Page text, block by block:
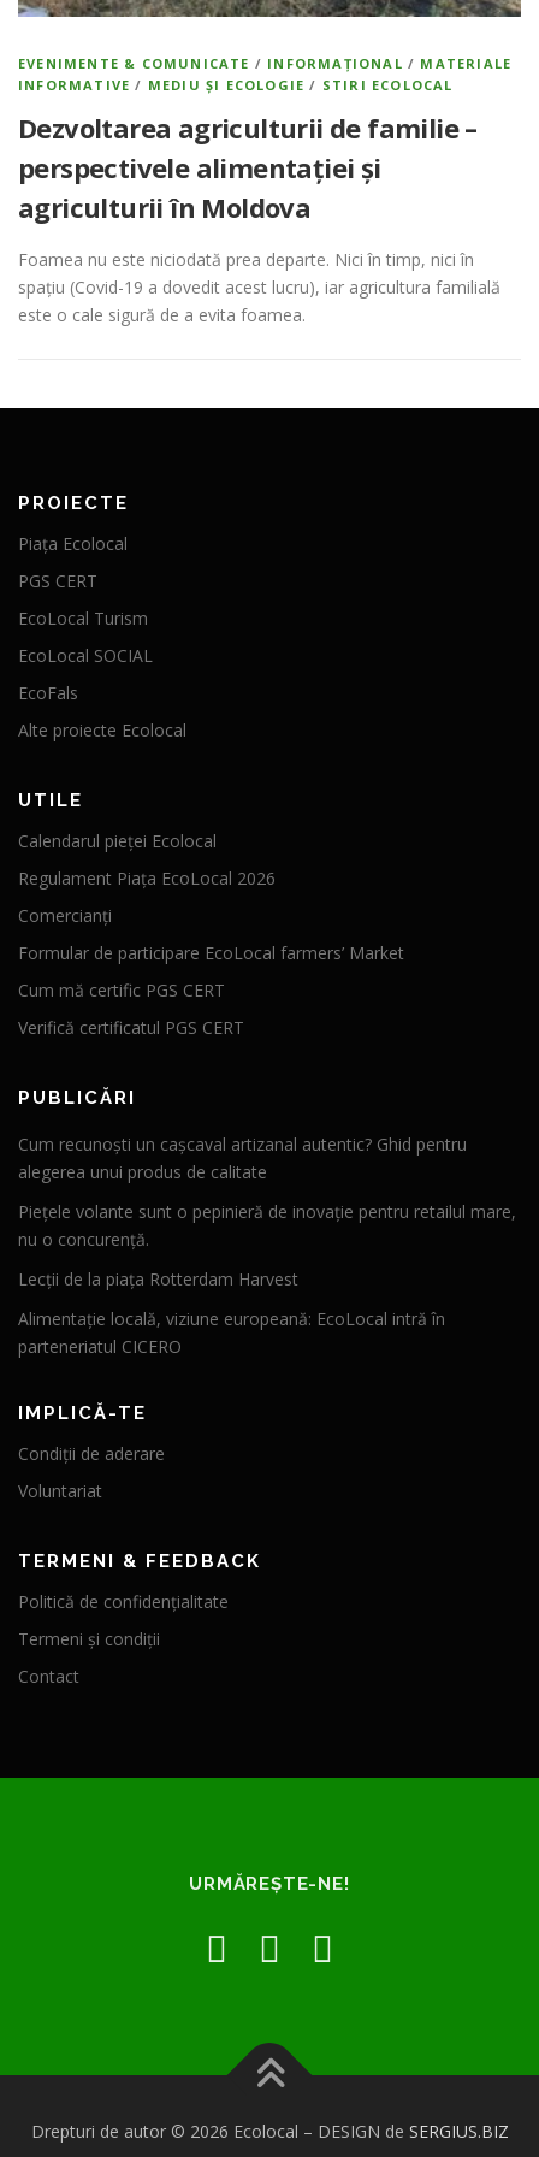
EVENIMENTE & COMUNICATE / INFORMAȚIONAL / MATERIALE
INFORMATIVE / MEDIU ȘI ECOLOGIE / STIRI ECOLOCAL
Dezvoltarea agriculturii de familie –
perspectivele alimentației și
agriculturii în Moldova
Foamea nu este niciodată prea departe. Nici în timp, nici în
spațiu (Covid-19 a dovedit acest lucru), iar agricultura familială
este o cale sigură de a evita foamea.
PROIECTE
Piața Ecolocal
PGS CERT
EcoLocal Turism
EcoLocal SOCIAL
EcoFals
Alte proiecte Ecolocal
UTILE
Calendarul pieței Ecolocal
Regulament Piața EcoLocal 2026
Comercianți
Formular de participare EcoLocal farmers’ Market
Cum mă certific PGS CERT
Verifică certificatul PGS CERT
PUBLICĂRI
Cum recunoști un cașcaval artizanal autentic? Ghid pentru
alegerea unui produs de calitate
Piețele volante sunt o pepinieră de inovație pentru retailul mare,
nu o concurență.
Lecții de la piața Rotterdam Harvest
Alimentație locală, viziune europeană: EcoLocal intră în
parteneriatul CICERO
IMPLICĂ-TE
Condiții de aderare
Voluntariat
TERMENI & FEEDBACK
Politică de confidențialitate
Termeni și condiții
Contact
URMĂREȘTE-NE!
Drepturi de autor © 2026 Ecolocal – DESIGN de SERGIUS.BIZ